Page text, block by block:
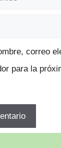
correo
para la